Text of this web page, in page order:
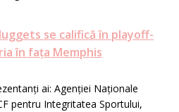
se califică în playoff-
în fața Memphis
ai: Agenției Naționale
pentru Integritatea Sportului,